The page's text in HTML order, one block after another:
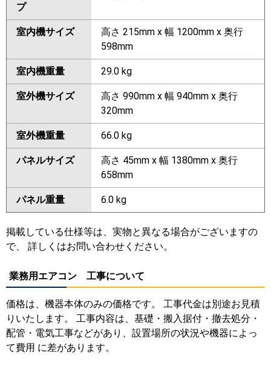
プ
室内機サイズ
高さ 215mm x 幅 1200mm x 奥行
598mm
室内機重量 29.0 kg
室外機サイズ
高さ 990mm x 幅 940mm x 奥行
320mm
室外機重量 66.0 kg
パネルサイズ
高さ 45mm x 幅 1380mm x 奥行
658mm
パネル重量 6.0 kg
掲載している仕様等は、実物と異なる場合がございますの
で、 詳しくはお問い合わせください。
業務用エアコン 工事について
価格は、機器本体のみの価格です。 工事代金は別途お見積
りいたします。 工事内容は、基礎・搬入据付・撤去処分・
配管・電気工事などがあり、設置場所の状況や機器によっ
て費用 に差があります。